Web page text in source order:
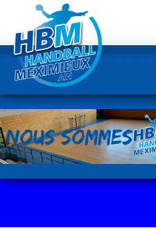
Panneau de gestion des cookies